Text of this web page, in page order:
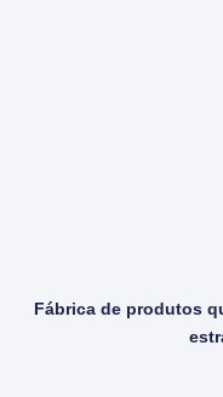
Fábrica de produtos